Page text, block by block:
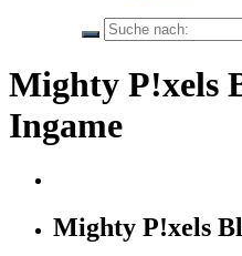
Mighty P!xels
Ingame
Mighty P!xels